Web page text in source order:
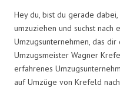
Hey du, bist du gerade
umzuziehen und suchst nach
Umzugsunternehmen, das
Umzugsmeister Wagner
erfahrenes
auf Umzüge von Krefeld